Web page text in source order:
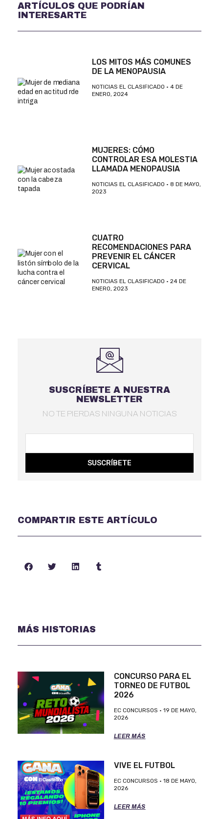
ARTÍCULOS QUE PODRÍAN
INTERESARTE
LOS MITOS MÁS COMUNES
DE LA MENOPAUSIA
NOTICIAS EL CLASIFICADO
4 DE
ENERO, 2024
MUJERES: CÓMO
CONTROLAR ESA MOLESTIA
LLAMADA MENOPAUSIA
NOTICIAS EL CLASIFICADO
8 DE MAYO,
2023
CUATRO
RECOMENDACIONES PARA
PREVENIR EL CÁNCER
CERVICAL
NOTICIAS EL CLASIFICADO
24 DE
ENERO, 2023
SUSCRÍBETE A NUESTRA
NEWSLETTER
NO TE PIERDAS NINGUNA NOTICIAS
SUSCRÍBETE
COMPARTIR ESTE ARTÍCULO
MÁS HISTORIAS
CONCURSO PARA EL
TORNEO DE FUTBOL
2026
EC CONCURSOS
19 DE MAYO,
2026
LEER MÁS
VIVE EL FUTBOL
EC CONCURSOS
18 DE MAYO,
2026
LEER MÁS